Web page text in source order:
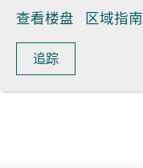
查看楼盘 区域指南
追踪